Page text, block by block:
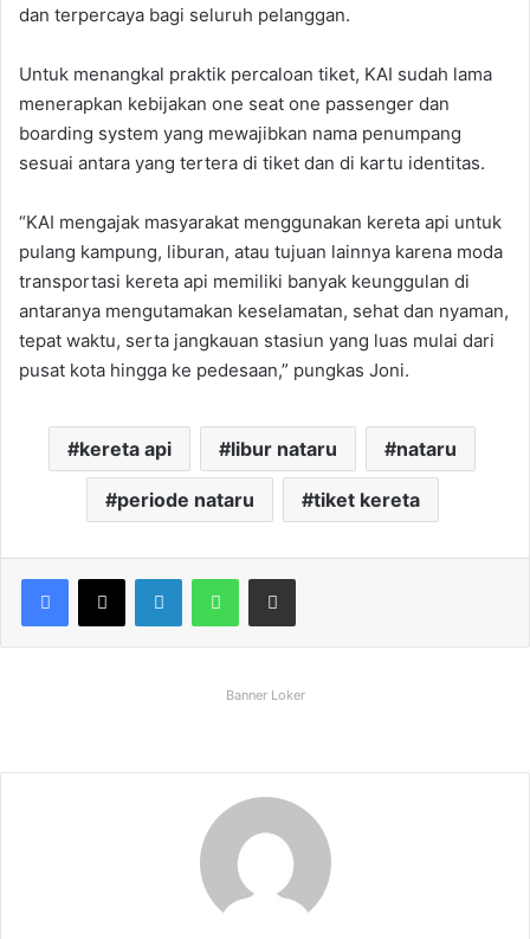
dan terpercaya bagi seluruh pelanggan.
Untuk menangkal praktik percaloan tiket, KAI sudah lama
menerapkan kebijakan one seat one passenger dan
boarding system yang mewajibkan nama penumpang
sesuai antara yang tertera di tiket dan di kartu identitas.
“KAI mengajak masyarakat menggunakan kereta api untuk
pulang kampung, liburan, atau tujuan lainnya karena moda
transportasi kereta api memiliki banyak keunggulan di
antaranya mengutamakan keselamatan, sehat dan nyaman,
tepat waktu, serta jangkauan stasiun yang luas mulai dari
pusat kota hingga ke pedesaan,” pungkas Joni.
kereta api libur nataru nataru
periode nataru tiket kereta
Facebook
X LinkedInWhatsAppShare via Email
Banner Loker